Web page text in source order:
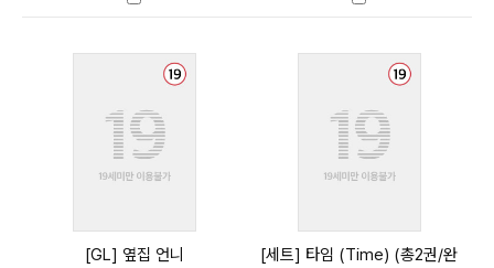
[GL] 옆집 언니
[세트] 타임 (Time) (총2권/완